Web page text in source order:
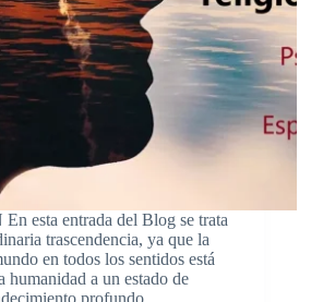
esta entrada del Blog se trata
trascendencia, ya que la
en todos los sentidos está
humanidad a un estado de
profundo…